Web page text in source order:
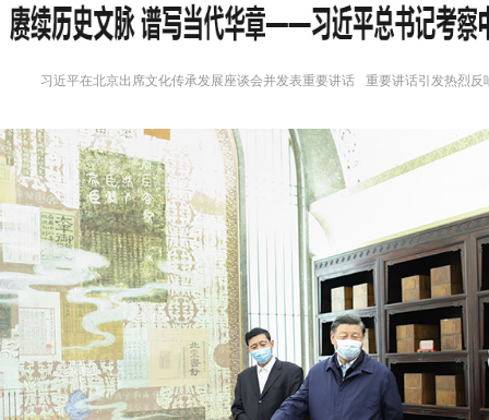
习近平在北京出席文化传承发展座谈会并发表重要讲话 重要讲话引发热烈反